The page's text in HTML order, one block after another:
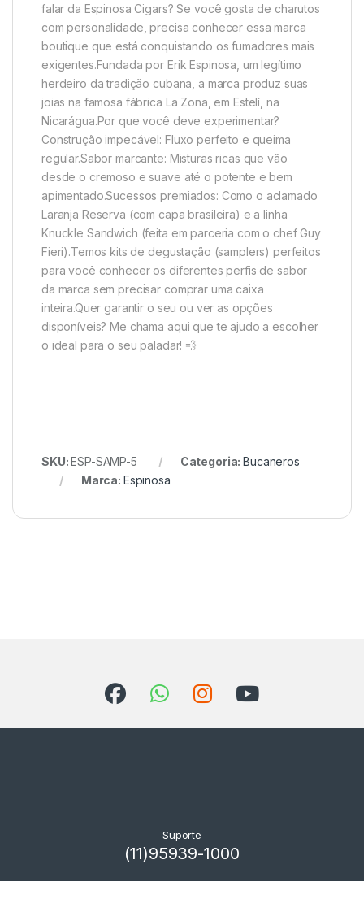
falar da Espinosa Cigars? Se você gosta de charutos
com personalidade, precisa conhecer essa marca
boutique que está conquistando os fumadores mais
exigentes.Fundada por Erik Espinosa, um legítimo
herdeiro da tradição cubana, a marca produz suas
joias na famosa fábrica La Zona, em Estelí, na
Nicarágua.Por que você deve experimentar?
Construção impecável: Fluxo perfeito e queima
regular.Sabor marcante: Misturas ricas que vão
desde o cremoso e suave até o potente e bem
apimentado.Sucessos premiados: Como o aclamado
Laranja Reserva (com capa brasileira) e a linha
Knuckle Sandwich (feita em parceria com o chef Guy
Fieri).Temos kits de degustação (samplers) perfeitos
para você conhecer os diferentes perfis de sabor
da marca sem precisar comprar uma caixa
inteira.Quer garantir o seu ou ver as opções
disponíveis? Me chama aqui que te ajudo a escolher
o ideal para o seu paladar! 💨
SKU:ESP-SAMP-5 Categoria:Bucaneros
Marca: Espinosa
Suporte
(11)95939-1000